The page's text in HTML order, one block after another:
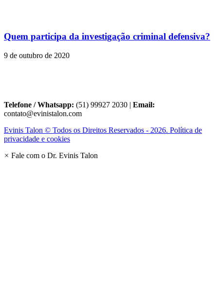
Quem participa da investigação criminal defensiva?
9 de outubro de 2020
Telefone / Whatsapp: (51) 99927 2030 | Email:
contato@evinistalon.com
Evinis Talon © Todos os Direitos Reservados - 2026. Política de
privacidade e cookies
× Fale com o Dr. Evinis Talon